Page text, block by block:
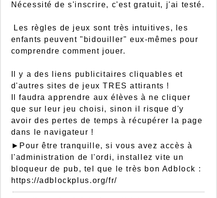
Nécessité de s'inscrire, c'est gratuit, j'ai testé.
Les règles de jeux sont très intuitives, les
enfants peuvent "bidouiller" eux-mêmes pour
comprendre comment jouer.
Il y a des liens publicitaires cliquables et
d'autres sites de jeux TRES attirants !
Il faudra apprendre aux élèves à ne cliquer
que sur leur jeu choisi, sinon il risque d'y
avoir des pertes de temps à récupérer la page
dans le navigateur !
►Pour être tranquille, si vous avez accès à
l'administration de l'ordi, installez vite un
bloqueur de pub, tel que le très bon Adblock :
https://adblockplus.org/fr/